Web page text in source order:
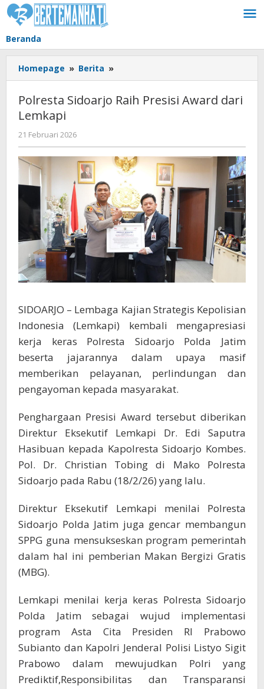
Lewati
ke
Beranda
Homepage » Berita »
Sidoarjo
Presisi
Polresta Sidoarjo Raih Presisi Award dari
Lemkapi
21 Februari 2026
BangAdmin
SIDOARJO – Lembaga Kajian Strategis Kepolisian
Indonesia (Lemkapi) kembali mengapresiasi
kerja keras Polresta Sidoarjo Polda Jatim
beserta jajarannya dalam upaya masif
memberikan pelayanan, perlindungan dan
pengayoman kepada masyarakat.
Penghargaan Presisi Award tersebut diberikan
Direktur Eksekutif Lemkapi Dr. Edi Saputra
Hasibuan kepada Kapolresta Sidoarjo Kombes.
Pol. Dr. Christian Tobing di Mako Polresta
Sidoarjo pada Rabu (18/2/26) yang lalu.
Direktur Eksekutif Lemkapi menilai Polresta
Sidoarjo Polda Jatim juga gencar membangun
SPPG guna mensukseskan program pemerintah
dalam hal ini pemberian Makan Bergizi Gratis
(MBG).
Lemkapi menilai kerja keras Polresta Sidoarjo
Polda Jatim sebagai wujud implementasi
program Asta Cita Presiden RI Prabowo
Subianto dan Kapolri Jenderal Polisi Listyo Sigit
Prabowo dalam mewujudkan Polri yang
Prediktif,Responsibilitas dan Transparansi